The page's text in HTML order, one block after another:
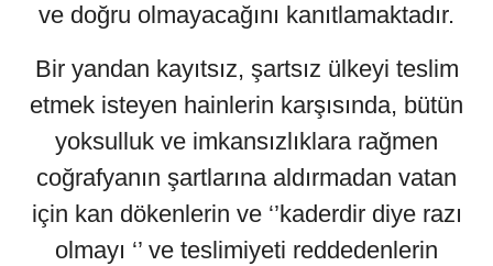
ve doğru olmayacağını kanıtlamaktadır.
Bir yandan kayıtsız, şartsız ülkeyi teslim
etmek isteyen hainlerin karşısında, bütün
yoksulluk ve imkansızlıklara rağmen
coğrafyanın şartlarına aldırmadan vatan
için kan dökenlerin ve ‘’kaderdir diye razı
olmayı ‘’ ve teslimiyeti reddedenlerin